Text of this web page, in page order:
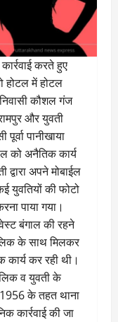
करते हुए
होटल में होटल
कौशल गंज
और युवती
पानीखाया
को अनैतिक कार्य
अपने मोबाईल
युवतियों की फोटो
पाया गया।
वेस्ट बंगाल की रहने
के साथ मिलकर
कर रही थी।
व युवती के
1956 के तहत थाना
कार्रवाई की जा